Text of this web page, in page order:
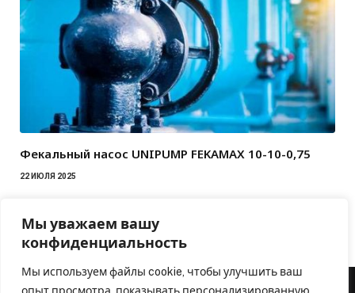
Мы уважаем вашу
конфиденциальность
Мы используем файлы cookie, чтобы улучшить ваш
Фекальный насос UNIPUMP FEKAMAX 10-10-0,75
22 ИЮЛЯ 2025